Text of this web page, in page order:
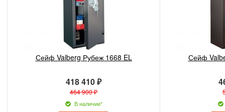
Сейф Valberg Рубеж 1668 EL
418 410 ₽
464 900 ₽
В наличии*
Сейф